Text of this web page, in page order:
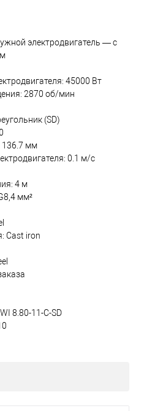
электродвигатель — с
45000 Вт
2870 об/мин
(SD)
136.7 мм
0.1 м/с
4 м
мм²
Cast iron
8.80-11-C-SD